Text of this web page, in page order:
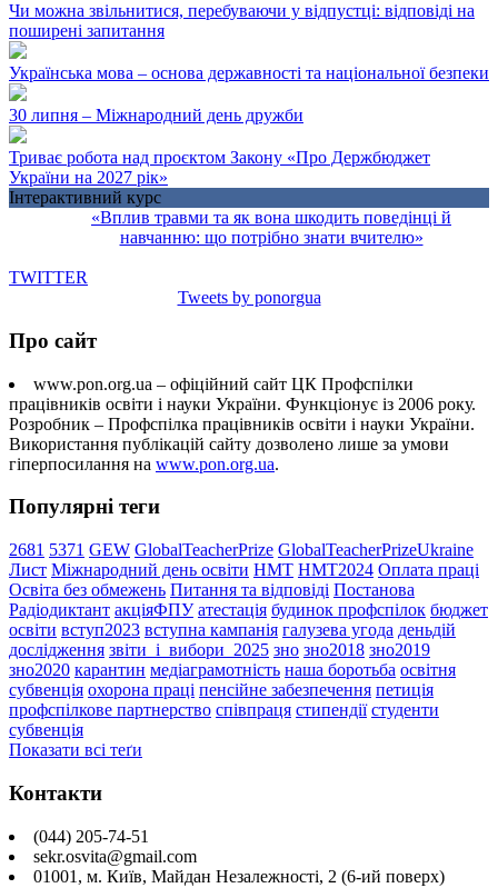
Чи можна звільнитися, перебуваючи у відпустці: відповіді на
поширені запитання
Українська мова – основа державності та національної безпеки
30 липня – Міжнародний день дружби
Триває робота над проєктом Закону «Про Держбюджет
України на 2027 рік»
Інтерактивний курс
«Вплив травми та як вона шкодить поведінці й
навчанню: що потрібно знати вчителю»
TWITTER
Tweets by ponorgua
Про сайт
www.pon.org.ua – офіційний сайт ЦК Профспілки
працівників освіти і науки України. Функціонує із 2006 року.
Розробник – Профспілка працівників освіти і науки України.
Використання публікацій сайту дозволено лише за умови
гіперпосилання на www.pon.org.ua.
Популярні теги
2681 5371 GEW GlobalTeacherPrize GlobalTeacherPrizeUkraine
Лист Міжнародний день освіти НМТ НМТ2024 Оплата праці
Освіта без обмежень Питання та відповіді Постанова
Радіодиктант акціяФПУ атестація будинок профспілок бюджет
освіти вступ2023 вступна кампанія галузева угода деньдій
дослідження звіти_і_вибори_2025 зно зно2018 зно2019
зно2020 карантин медіаграмотність наша боротьба освітня
субвенція охорона праці пенсійне забезпечення петиція
профспілкове партнерство співпраця стипендії студенти
субвенція
Показати всі теґи
Контакти
(044) 205-74-51
sekr.osvita@gmail.com
01001, м. Київ, Майдан Незалежності, 2 (6-ий поверх)